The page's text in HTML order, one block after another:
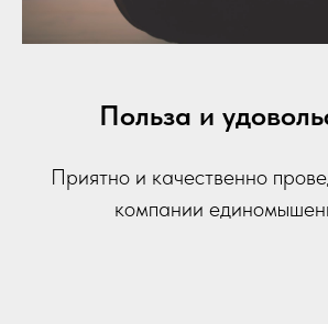
Польза и
Приятно и качественно
компании